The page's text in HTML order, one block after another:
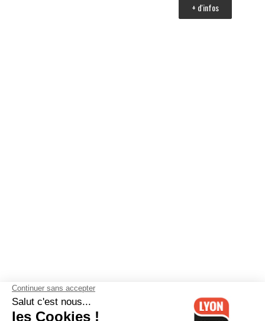
+ d'infos